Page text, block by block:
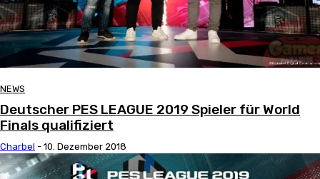
NEWS
Deutscher PES LEAGUE 2019 Spieler für World
Finals qualifiziert
Charbel - 10. Dezember 2018